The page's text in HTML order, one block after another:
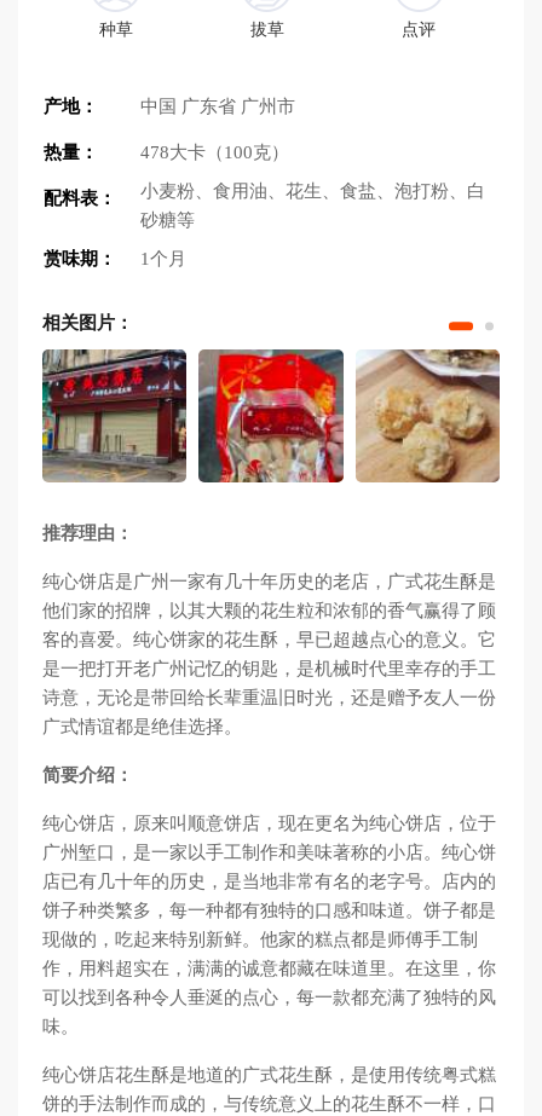
种草 拔草 点评
产地： 中国 广东省 广州市
热量： 478大卡（100克）
配料表：
小麦粉、食用油、花生、食盐、泡打粉、白
砂糖等
赏味期：
1个月
相关图片：
推荐理由：
纯心饼店是广州一家有几十年历史的老店，广式花生酥是
他们家的招牌，以其大颗的花生粒和浓郁的香气赢得了顾
客的喜爱。纯心饼家的花生酥，早已超越点心的意义。它
是一把打开老广州记忆的钥匙，是机械时代里幸存的手工
诗意，无论是带回给长辈重温旧时光，还是赠予友人一份
广式情谊都是绝佳选择。
简要介绍：
纯心饼店，原来叫顺意饼店，现在更名为纯心饼店，位于
广州堑口，是一家以手工制作和美味著称的小店。纯心饼
店已有几十年的历史，是当地非常有名的老字号。店内的
饼子种类繁多，每一种都有独特的口感和味道。饼子都是
现做的，吃起来特别新鲜。他家的糕点都是师傅手工制
作，用料超实在，满满的诚意都藏在味道里。在这里，你
可以找到各种令人垂涎的点心，每一款都充满了独特的风
味。
纯心饼店花生酥是地道的广式花生酥，是使用传统粤式糕
饼的手法制作而成的，与传统意义上的花生酥不一样，口